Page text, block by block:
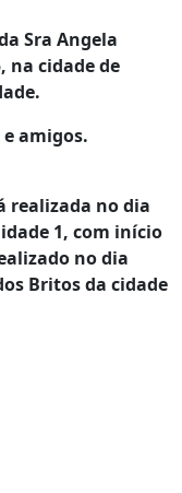
Sra Angela
na cidade de
amigos.
realizada no dia
1, com início
no dia
Britos da cidade